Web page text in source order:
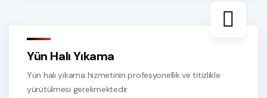
Yün Halı Yıkama
Yün halı yıkama hizmetinin profesyonellik ve titizlikle
yürütülmesi gerekmektedir.